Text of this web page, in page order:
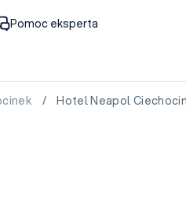
Pomoc eksperta
/ Hotel Neapol